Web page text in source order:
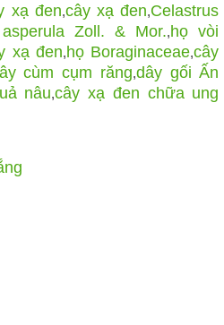
xạ đen,cây xạ đen,Celastrus
Zoll. & Mor.,họ vòi
xạ đen,họ Boraginaceae,cây
cùm cụm răng,dây gối Ấn
nâu,cây xạ đen chữa ung